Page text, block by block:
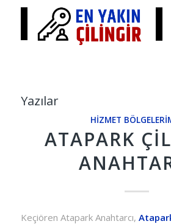
Yazılar
HIZMET
ATAPARK
Keçiören Atapark Anahtarcı,